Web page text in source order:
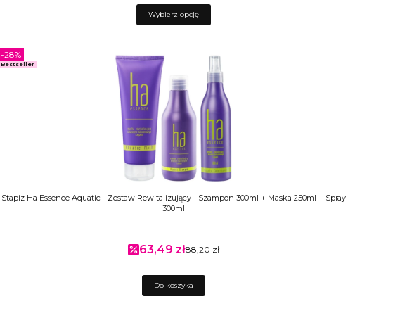
Wybierz opcję
Bestseller
Stapiz Ha Essence Aquatic - Zestaw Rewitalizujący - Szampon 300ml + Maska 250ml + Spray
300ml
Cena promocyjna
63,49 zł88,20 zł
-28%
Do koszyka